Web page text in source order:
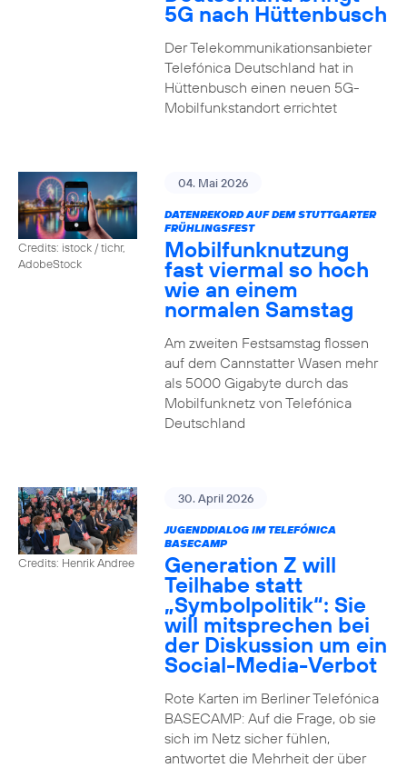
5G nach Hüttenbusch
Der Telekommunikationsanbieter
Telefónica Deutschland hat in
Hüttenbusch einen neuen 5G-
Mobilfunkstandort errichtet
Credits: istock / tichr,
AdobeStock
04. Mai 2026
DATENREKORD AUF DEM STUTTGARTER
FRÜHLINGSFEST
Mobilfunknutzung
fast viermal so hoch
wie an einem
normalen Samstag
Am zweiten Festsamstag flossen
auf dem Cannstatter Wasen mehr
als 5000 Gigabyte durch das
Mobilfunknetz von Telefónica
Deutschland
Credits: Henrik Andree
30. April 2026
JUGENDDIALOG IM TELEFÓNICA
BASECAMP
Generation Z will
Teilhabe statt
„Symbolpolitik“: Sie
will mitsprechen bei
der Diskussion um ein
Social-Media-Verbot
Rote Karten im Berliner Telefónica
BASECAMP: Auf die Frage, ob sie
sich im Netz sicher fühlen,
antwortet die Mehrheit der über